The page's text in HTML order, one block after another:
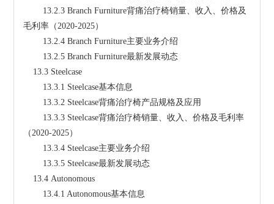
毛利率（2020-2025）
        13.2.4 Branch Furniture主要业务介绍
        13.2.5 Branch Furniture最新发展动态
    13.3 Steelcase
        13.3.1 Steelcase基本信息
        13.3.2 Steelcase背痛治疗椅产品规格及应用
（2020-2025）
        13.3.4 Steelcase主要业务介绍
        13.3.5 Steelcase最新发展动态
    13.4 Autonomous
        13.4.1 Autonomous基本信息